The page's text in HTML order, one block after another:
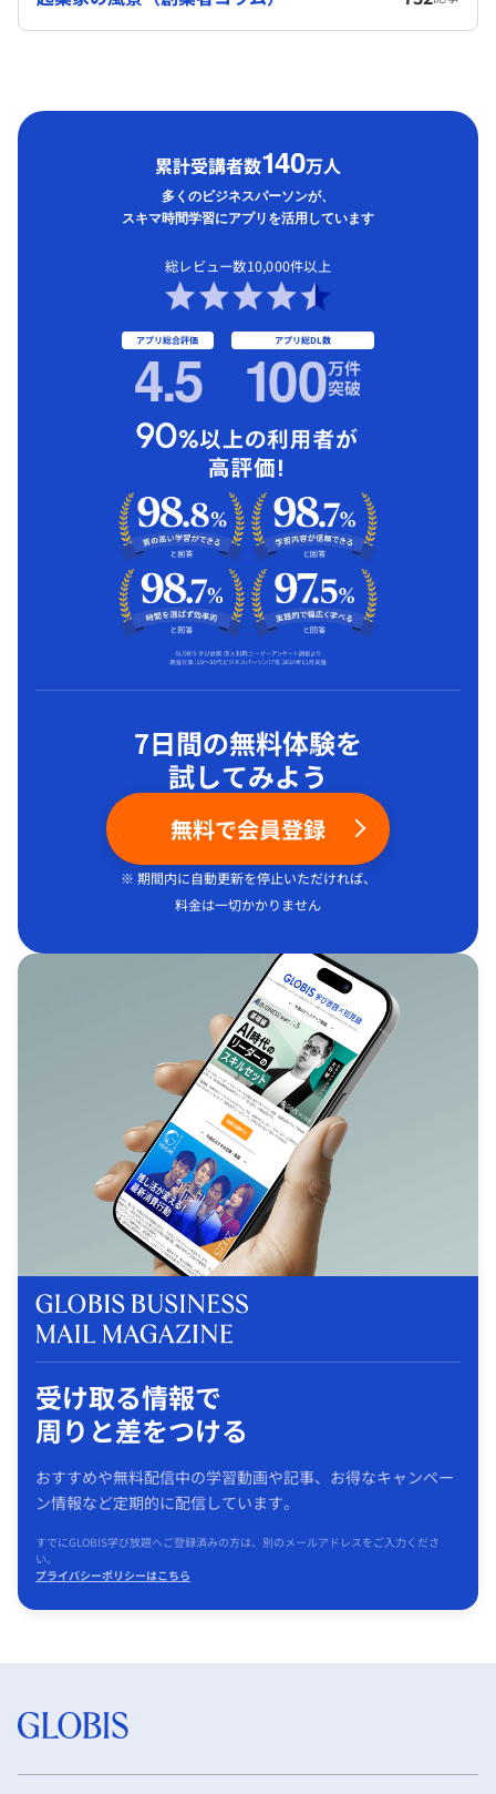
累計受講者数140万人
多くのビジネスパーソンが、
スキマ時間学習にアプリを活用しています
総レビュー数10,000件以上
アプリ総合評価
4.5 アプリ総DL数
100万件
突破
7日間の無料体験を
試してみよう
無料で会員登録
※ 期間内に自動更新を停止いただければ、
料金は一切かかりません
受け取る情報で
周りと差をつける
おすすめや無料配信中の学習動画や記事、お得なキャンペー
ン情報など定期的に配信しています。
すでにGLOBIS学び放題へご登録済みの方は、別のメールアドレスをご入力くださ
い。
プライバシーポリシーはこちら